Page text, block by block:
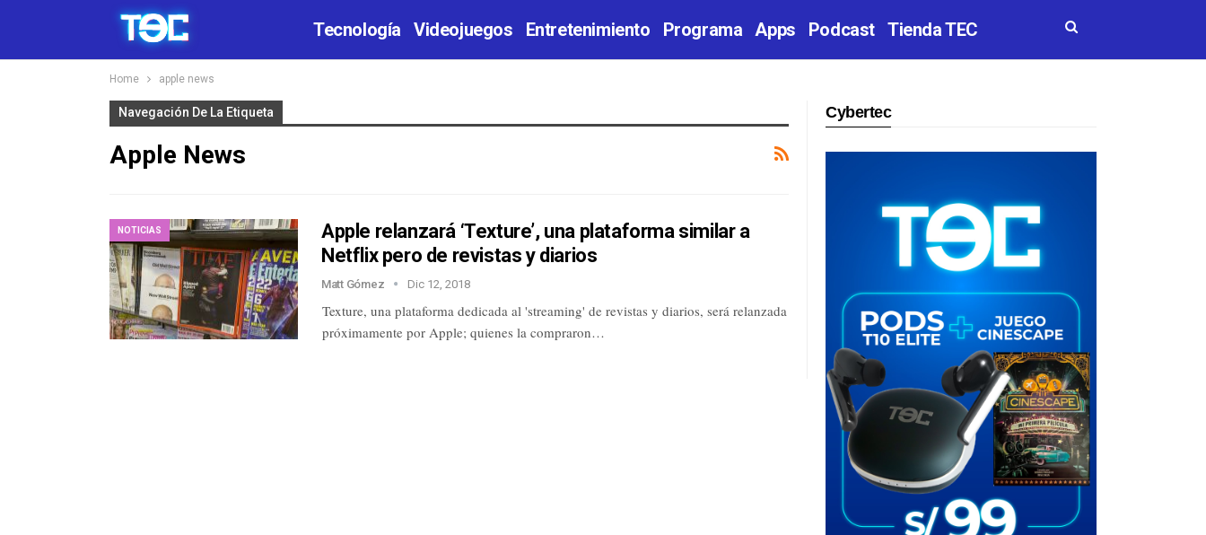
Tecnología Videojuegos Entretenimiento Programa Apps Podcast Tienda TEC
Home apple news
Navegación De La Etiqueta
Apple News
NOTICIAS
Apple relanzará ‘Texture’, una plataforma similar a
Netflix pero de revistas y diarios
Matt Gómez Dic 12, 2018
Texture, una plataforma dedicada al 'streaming' de revistas y diarios, será relanzada
próximamente por Apple; quienes la compraron…
Cybertec